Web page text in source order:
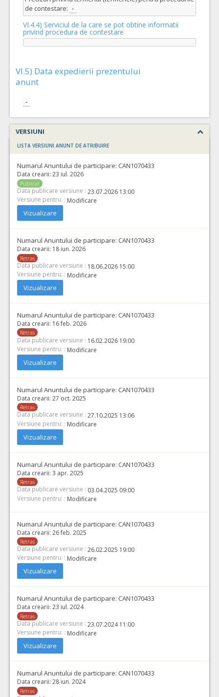
de contestare: -
VI.4.4) Serviciul de la care se pot obtine informatii
privind procedura de contestare
VI.5) Data expedierii prezentului
anunt
-
VERSIUNI
LISTA VERSIUNI ANUNT DE ATRIBUIRE
Numarul Anuntului de participare: CAN1070433
Data crearii: 23 iul. 2026
Publicat
Data publicare versiune : 23.07.2026 13:00
Versiune pentru: : Modificare
Vizualizare
Numarul Anuntului de participare: CAN1070433
Data crearii: 18 iun. 2026
Retras
Data publicare versiune : 18.06.2026 15:00
Versiune pentru: : Modificare
Vizualizare
Numarul Anuntului de participare: CAN1070433
Data crearii: 16 feb. 2026
Retras
Data publicare versiune : 16.02.2026 19:00
Versiune pentru: : Modificare
Vizualizare
Numarul Anuntului de participare: CAN1070433
Data crearii: 27 oct. 2025
Retras
Data publicare versiune : 27.10.2025 13:06
Versiune pentru: : Modificare
Vizualizare
Numarul Anuntului de participare: CAN1070433
Data crearii: 3 apr. 2025
Retras
Data publicare versiune : 03.04.2025 09:00
Versiune pentru: : Modificare
Numarul Anuntului de participare: CAN1070433
Data crearii: 26 feb. 2025
Retras
Data publicare versiune : 26.02.2025 19:00
Versiune pentru: : Modificare
Vizualizare
Numarul Anuntului de participare: CAN1070433
Data crearii: 23 iul. 2024
Retras
Data publicare versiune : 23.07.2024 11:00
Versiune pentru: : Modificare
Vizualizare
Numarul Anuntului de participare: CAN1070433
Data crearii: 28 iun. 2024
Retras